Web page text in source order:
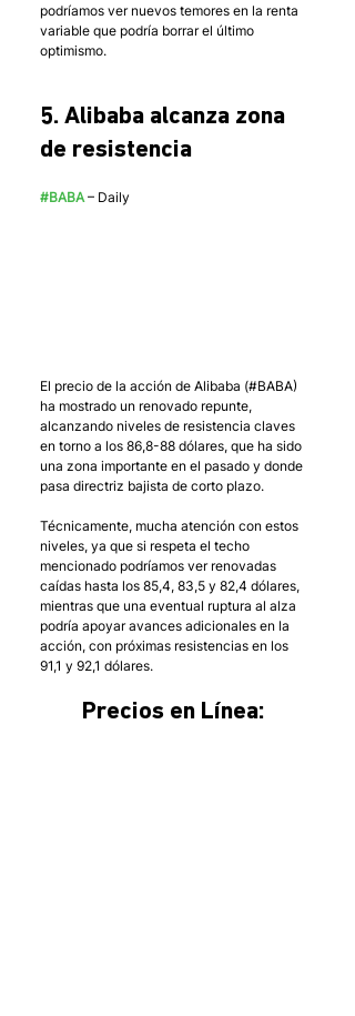
podríamos ver nuevos temores en la renta
variable que podría borrar el último
optimismo.
5. Alibaba alcanza zona
de resistencia
#BABA – Daily
El precio de la acción de Alibaba (#BABA)
ha mostrado un renovado repunte,
alcanzando niveles de resistencia claves
en torno a los 86,8-88 dólares, que ha sido
una zona importante en el pasado y donde
pasa directriz bajista de corto plazo.
Técnicamente, mucha atención con estos
niveles, ya que si respeta el techo
mencionado podríamos ver renovadas
caídas hasta los 85,4, 83,5 y 82,4 dólares,
mientras que una eventual ruptura al alza
podría apoyar avances adicionales en la
acción, con próximas resistencias en los
91,1 y 92,1 dólares.
Precios en Línea: